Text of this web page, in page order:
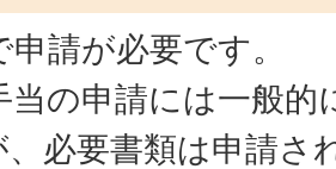
請が必要です。
当の申請には一般的
必要書類は申請さ